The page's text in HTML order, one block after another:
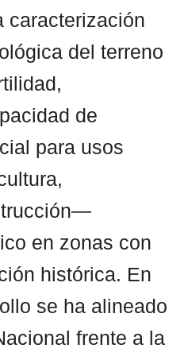
caracterización
del terreno
de
para usos
en zonas con
histórica. En
se ha alineado
frente a la